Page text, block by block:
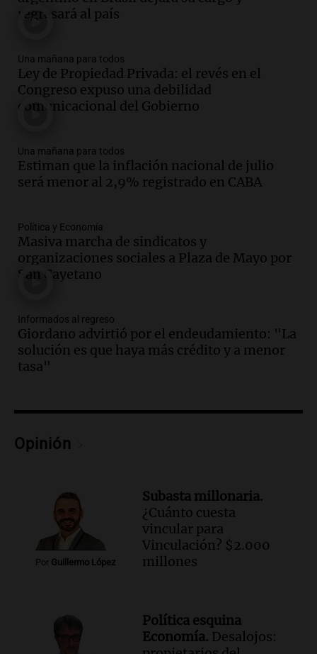
contrato de Leo con Barcelona
Audio.Joan Gaspart: "Sin Jorge, no sé si
Messi hubiera llegado adonde llegó"
Una mañana para todos
Audio.El orgullo y el sueño argentino de
Jorge Messi en una entrevista con Rony
Vargas en 2007
Audio.El abuelo de Agostina Vega, tras
las nuevas detenciones: "En esa casa
todos tenían algo que ver"
Audio.Una nutricionista derribó el mito
del desayuno ideal: qué alimentos
conviene priorizar
Audio.
Mateo, a los 25 años, lucha
contra el tiempo: necesita un trasplante
para poder seguir viviend
Una mañana para todos
Episodios
Una mañana para todos
Episodios
regresará al país
Una mañana para todos
Ley de Propiedad Privada: el revés en el
Congreso expuso una debilidad
comunicacional del Gobierno
Una mañana para todos
Estiman que la inflación nacional de julio
será menor al 2,9% registrado en CABA
Política y Economía
Masiva marcha de sindicatos y
organizaciones sociales a Plaza de Mayo por
San Cayetano
Informados al regreso
Giordano advirtió por el endeudamiento: "La
solución es que haya más crédito y a menor
tasa"
Opinión
Por Guillermo López
Subasta millonaria.
¿Cuánto cuesta
vincular para
Vinculación? $2.000
millones
Política esquina
Economía. Desalojos: